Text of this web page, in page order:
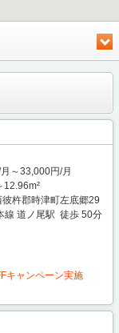
～33,000円/月
12.96m²
杵郡時津町左底郷29
線 道ノ尾駅 徒歩 50分
キャンペーン実施